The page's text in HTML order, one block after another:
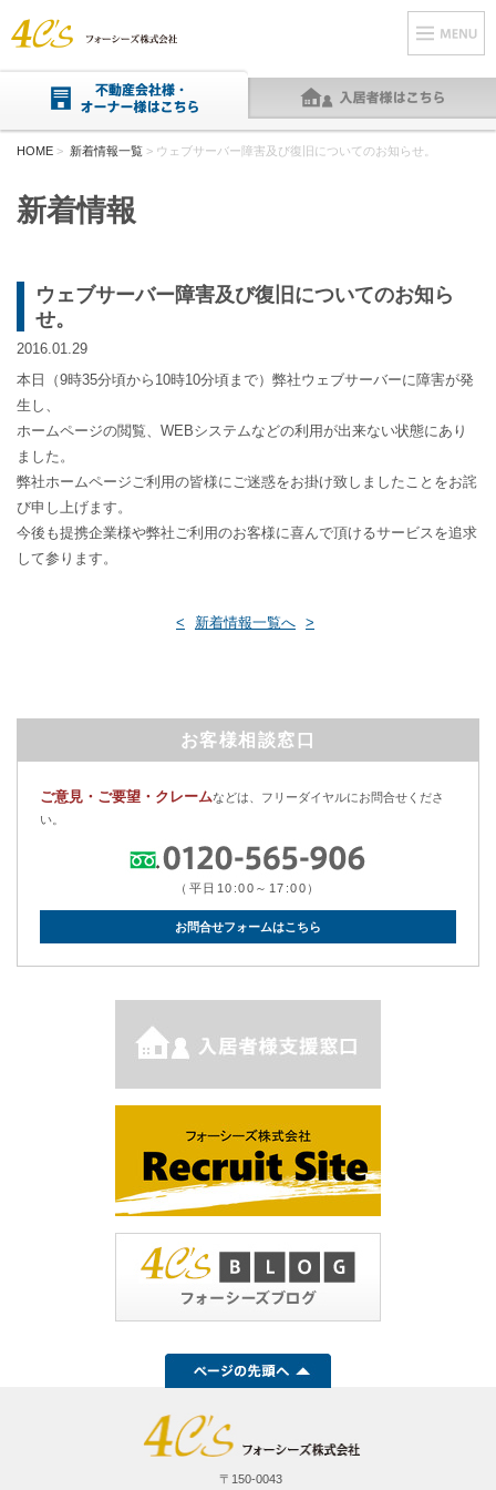
HOME > 新着情報一覧 > ウェブサーバー障害及び復旧についてのお知らせ。
新着情報
ウェブサーバー障害及び復旧についてのお知ら
せ。
2016.01.29
本日（9時35分頃から10時10分頃まで）弊社ウェブサーバーに障害が発
生し、
ホームページの閲覧、WEBシステムなどの利用が出来ない状態にあり
ました。
弊社ホームページご利用の皆様にご迷惑をお掛け致しましたことをお詫
び申し上げます。
今後も提携企業様や弊社ご利用のお客様に喜んで頂けるサービスを追求
して参ります。
< 新着情報一覧へ >
お客様相談窓口
ご意見・ご要望・クレームなどは、フリーダイヤルにお問合せくださ
い。
（平日10:00～17:00）
お問合せフォームはこちら
〒150-0043